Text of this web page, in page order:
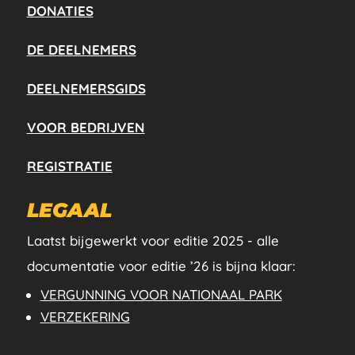
DONATIES
DE DEELNEMERS
DEELNEMERSGIDS
VOOR BEDRIJVEN
REGISTRATIE
LEGAAL
Laatst bijgewerkt voor editie 2025 - alle
documentatie voor editie ’26 is bijna klaar:
VERGUNNING VOOR NATIONAAL PARK
VERZEKERING